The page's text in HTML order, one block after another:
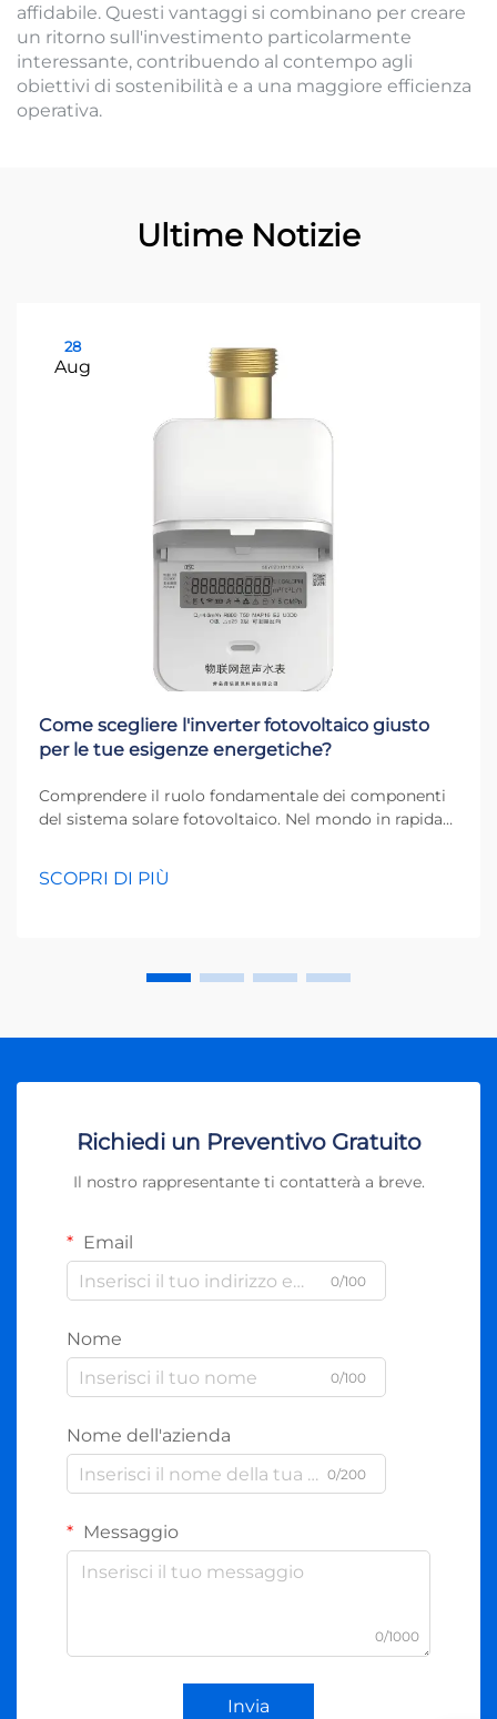
affidabile. Questi vantaggi si combinano per creare
un ritorno sull'investimento particolarmente
interessante, contribuendo al contempo agli
obiettivi di sostenibilità e a una maggiore efficienza
operativa.
Ultime Notizie
28
Aug
Come scegliere l'inverter fotovoltaico giusto
per le tue esigenze energetiche?
Comprendere il ruolo fondamentale dei componenti
del sistema solare fotovoltaico. Nel mondo in rapida
fotovoltaici rappresentano il cuore di qualsiasi
sistema solare. Questi dispositivi essenziali
SCOPRI DI PIÙ
Richiedi un Preventivo Gratuito
Il nostro rappresentante ti contatterà a breve.
Email
0/100
Nome
0/100
Nome dell'azienda
0/200
Messaggio
0/1000
Invia